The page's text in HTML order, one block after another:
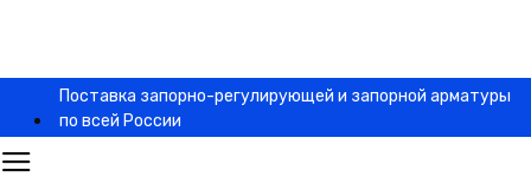
Поставка запорно-регулирующей и запорной арматуры
по всей России